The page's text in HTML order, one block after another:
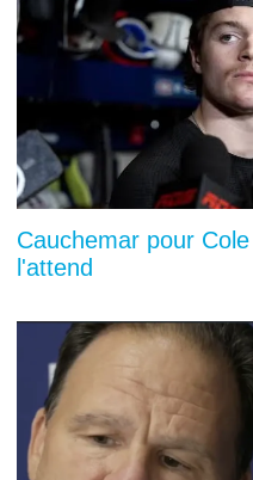
Cauchemar pour
l'attend